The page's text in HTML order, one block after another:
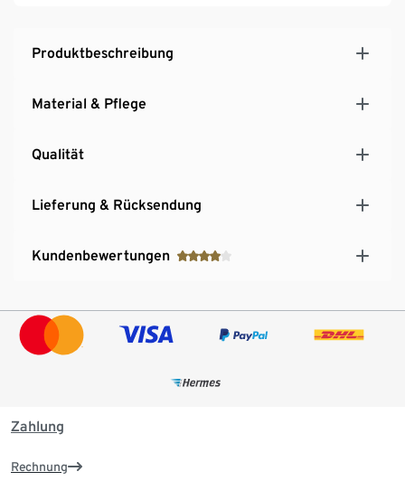
Produktbeschreibung
Material & Pflege
Qualität
Lieferung & Rücksendung
Kundenbewertungen
Zahlung
Rechnung